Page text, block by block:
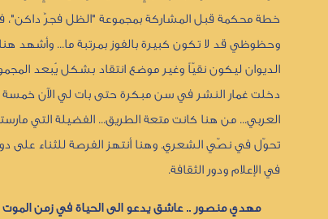
خطة محكمة قبل المشاركة بمجموعة "الظل فجرٌ داكن"،
وحظوظي قد لا تكون كبيرة بالفوز بمرتبة ما... وأشهد
الديوان ليكون نقيّاً وغير موضع انتقاد بشكل يُبعد
دخلت غمار النشر في سن مبكرة حتى بات لي الآن خمسة
العربي... من هنا كانت متعة الطريق... الفضيلة التي
تحوّل في نصّي الشعري. وهنا أنتهز الفرصة للثناء على
في الإعلام ودور الثقافة.
مهدي منصور .. عاشق يدعو الى الحياة في زمن